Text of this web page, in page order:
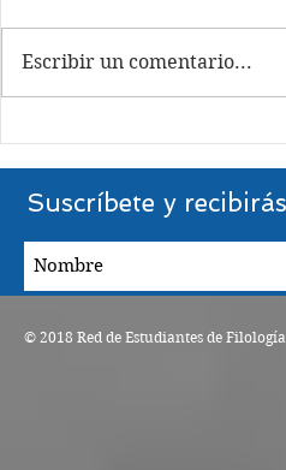
de filología traduciendo un
texto de Schlegel sobre
Escribir un comentario...
Suscríbete y
© 2018 Red de Estudiantes de Filología